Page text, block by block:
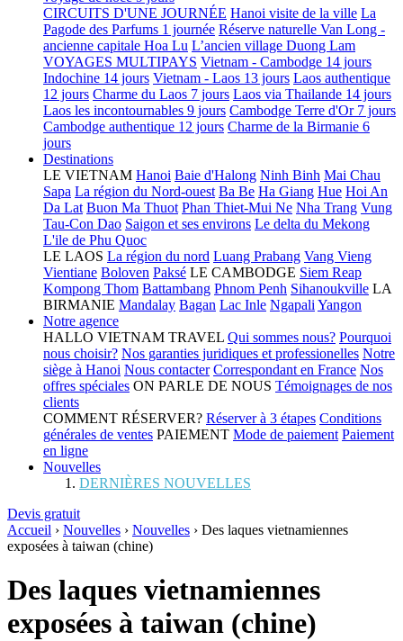
CIRCUITS D'UNE JOURNÉE Hanoi visite de la ville La
Pagode des Parfums 1 journée Réserve naturelle Van Long -
ancienne capitale Hoa Lu L’ancien village Duong Lam
VOYAGES MULTIPAYS Vietnam - Cambodge 14 jours
Indochine 14 jours Vietnam - Laos 13 jours Laos authentique
12 jours Charme du Laos 7 jours Laos via Thailande 14 jours
Laos les incontournables 9 jours Cambodge Terre d'Or 7 jours
Cambodge authentique 12 jours Charme de la Birmanie 6
jours
Destinations
LE VIETNAM Hanoi Baie d'Halong Ninh Binh Mai Chau
Sapa La région du Nord-ouest Ba Be Ha Giang Hue Hoi An
Da Lat Buon Ma Thuot Phan Thiet-Mui Ne Nha Trang Vung
Tau-Con Dao Saigon et ses environs Le delta du Mekong
L'ile de Phu Quoc
LE LAOS La région du nord Luang Prabang Vang Vieng
Vientiane Boloven Paksé LE CAMBODGE Siem Reap
Kompong Thom Battambang Phnom Penh Sihanoukville LA
BIRMANIE Mandalay Bagan Lac Inle Ngapali Yangon
Notre agence
HALLO VIETNAM TRAVEL Qui sommes nous? Pourquoi
nous choisir? Nos garanties juridiques et professionelles Notre
siège à Hanoi Nous contacter Correspondant en France Nos
offres spéciales ON PARLE DE NOUS Témoignages de nos
clients
COMMENT RÉSERVER? Réserver à 3 étapes Conditions
générales de ventes PAIEMENT Mode de paiement Paiement
en ligne
Nouvelles
DERNIÈRES NOUVELLES
Devis gratuit
Accueil › Nouvelles › Nouvelles › Des laques vietnamiennes
exposées à taiwan (chine)
Des laques vietnamiennes
exposées à taiwan (chine)